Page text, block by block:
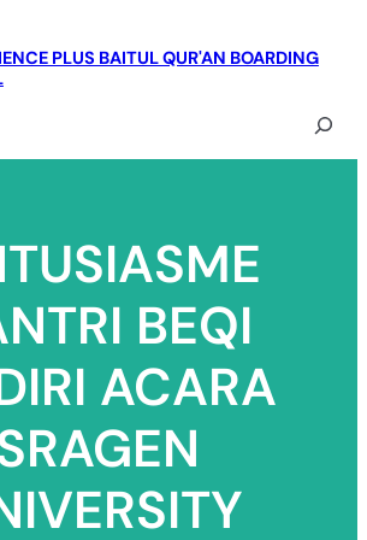
PLUS BAITUL QUR'AN BOARDING
Search
BEQI
ACARA